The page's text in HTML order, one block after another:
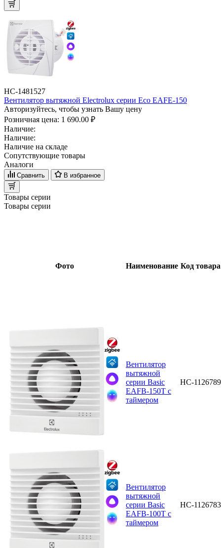
НС-1481527
Вентилятор вытяжной Electrolux серии Eco EAFE-150
Авторизуйтесь, чтобы узнать Вашу цену
Розничная цена: 1 690.00 ₽
Наличие:
Наличие:
Наличие на складе
Сопутствующие товары
Аналоги
Сравнить В избранное
Товары серии
Товары серии
Фото Наименование Код товара
Вентилятор
вытяжной
серии Basic
EAFB-150T с
таймером
НС-1126789
Вентилятор
вытяжной
серии Basic
EAFB-100T с
таймером
НС-1126783